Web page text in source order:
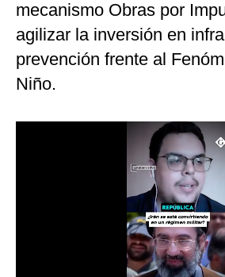
Tecnología
Club del Suscriptor
Mix
mecanismo Obras por
agilizar la inversión en
prevención frente al
Niño.